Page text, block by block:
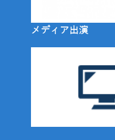
メディア出演